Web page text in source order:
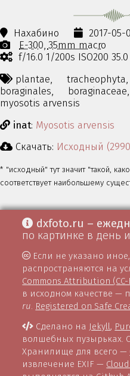
Нахабино 2017-05-
E-300 35mm macro
f/16.0 1/200s ISO200
plantae,
tracheophyta,
boraginales,
boraginaceae,
myosotis arvensis
inat: Myosotis arvensis
Скачать: Исходный
* "исходный" тут значит "такой,
соответствует наибольшему
dxfoto.ru –
по картинке в день
Если не указано
распространяются на
Commons Attribution (CC-
в исходном качестве —
ru. Registered on Safe
Сделано на Jekyll,
волшебных пузырьках.
Хранилище для всего —
извлечение EXIF —